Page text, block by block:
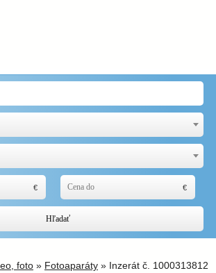
Hľadať
foto » Fotoaparáty » Inzerát č. 1000313812